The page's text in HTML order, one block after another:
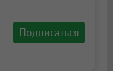
Подписаться